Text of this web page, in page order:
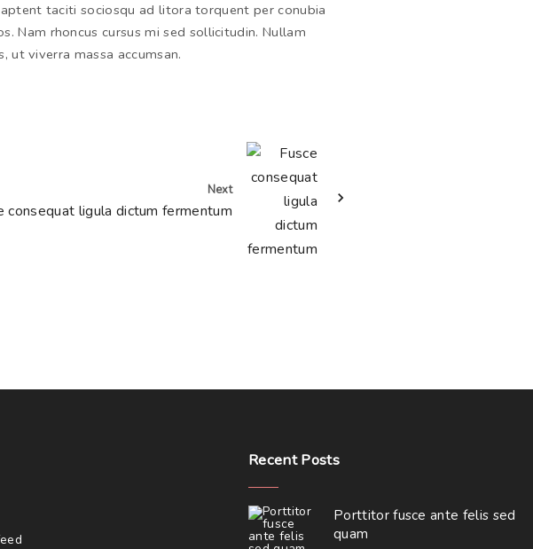
aptent taciti sociosqu ad litora torquent per conubia
Nam rhoncus cursus mi sed sollicitudin. Nullam
ut viverra massa accumsan.
Next
consequat ligula dictum fermentum
Recent Posts
Porttitor fusce ante felis sed
quam